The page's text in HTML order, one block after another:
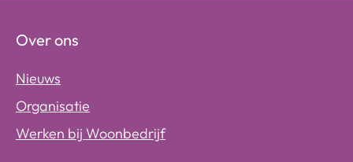
Over ons
Nieuws
Organisatie
Werken bij Woonbedrijf